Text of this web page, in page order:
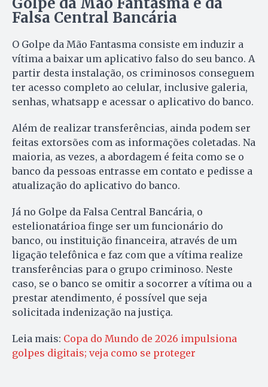
Falsa Central Bancária
O Golpe da Mão Fantasma consiste em induzir a
vítima a baixar um aplicativo falso do seu banco. A
partir desta instalação, os criminosos conseguem
ter acesso completo ao celular, inclusive galeria,
senhas, whatsapp e acessar o aplicativo do banco.
Além de realizar transferências, ainda podem ser
feitas extorsões com as informações coletadas. Na
maioria, as vezes, a abordagem é feita como se o
banco da pessoas entrasse em contato e pedisse a
atualização do aplicativo do banco.
Já no Golpe da Falsa Central Bancária, o
estelionatárioa finge ser um funcionário do
banco, ou instituição financeira, através de um
ligação telefônica e faz com que a vítima realize
transferências para o grupo criminoso. Neste
caso, se o banco se omitir a socorrer a vítima ou a
prestar atendimento, é possível que seja
solicitada indenização na justiça.
Leia mais: Copa do Mundo de 2026 impulsiona
golpes digitais; veja como se proteger